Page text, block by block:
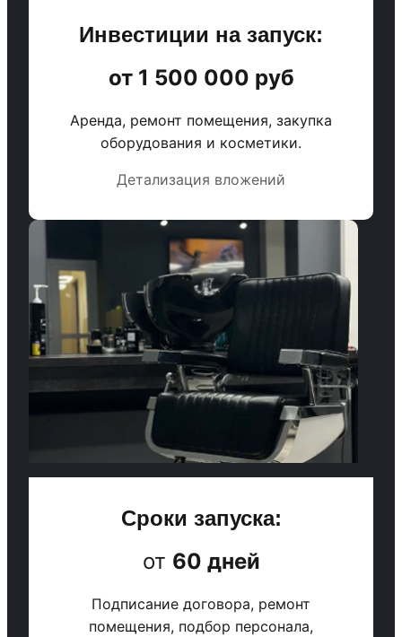
Инвестиции на запуск:
от 1 500 000 руб
Аренда, ремонт помещения, закупка
оборудования и косметики.
Детализация вложений
Сроки запуска:
от 60 дней
Подписание договора, ремонт
помещения, подбор персонала,